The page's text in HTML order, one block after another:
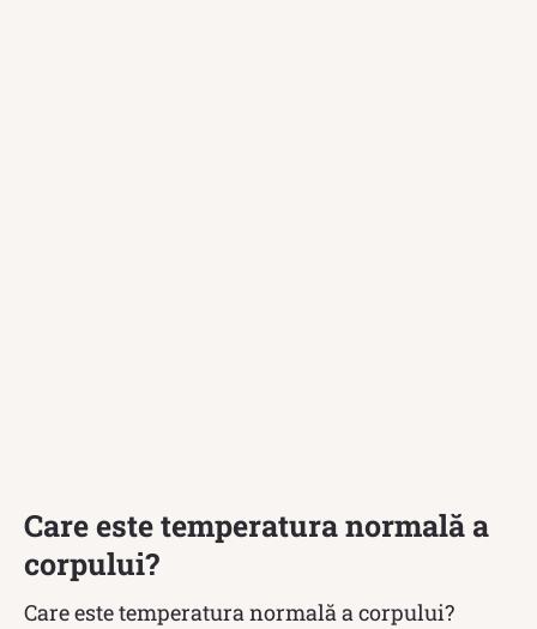
Care este temperatura normală a
corpului?
Care este temperatura normală a corpului?